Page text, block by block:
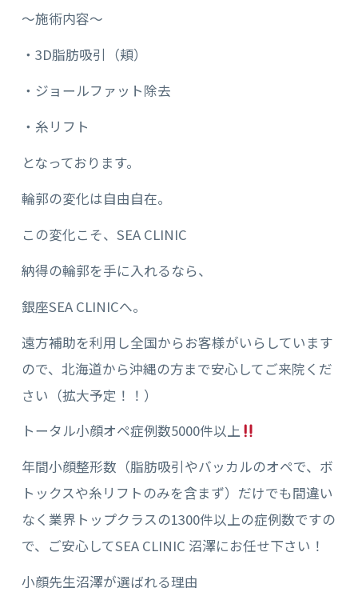
〜施術内容〜
・3D脂肪吸引（頬）
・ジョールファット除去
・糸リフト
となっております。
輪郭の変化は自由自在。
この変化こそ、SEA CLINIC
納得の輪郭を手に入れるなら、
銀座SEA CLINICへ。
遠方補助を利用し全国からお客様がいらしています
ので、北海道から沖縄の方まで安心してご来院くだ
さい（拡大予定！！）
トータル小顔オペ症例数5000件以上
年間小顔整形数（脂肪吸引やバッカルのオペで、ボ
トックスや糸リフトのみを含まず）だけでも間違い
なく業界トップクラスの1300件以上の症例数ですの
で、ご安心してSEA CLINIC 沼澤にお任せ下さい！
小顔先生沼澤が選ばれる理由